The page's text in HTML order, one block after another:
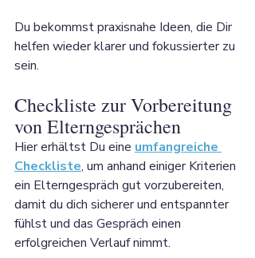
Du bekommst praxisnahe Ideen, die Dir
helfen wieder klarer und fokussierter zu
sein.
Checkliste zur Vorbereitung
von Elterngesprächen
Hier erhältst Du eine umfangreiche
Checkliste, um anhand einiger Kriterien
ein Elterngespräch gut vorzubereiten,
damit du dich sicherer und entspannter
fühlst und das Gespräch einen
erfolgreichen Verlauf nimmt.